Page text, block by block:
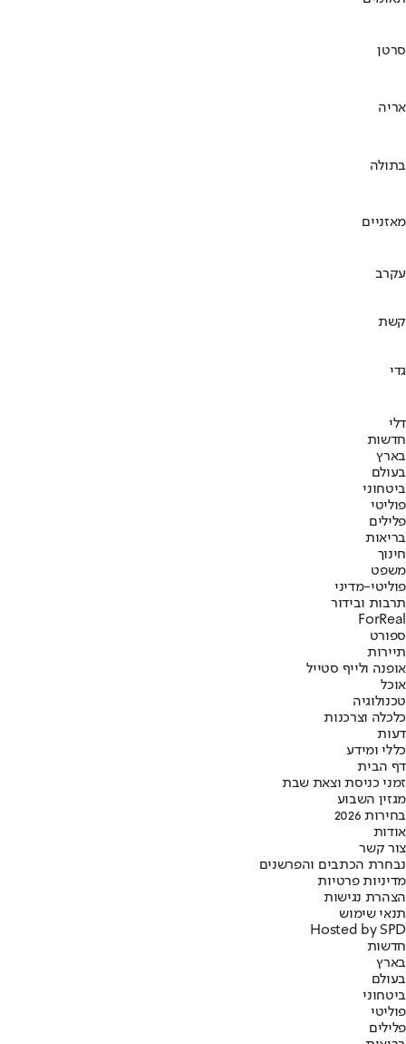
סרטן
אריה
בתולה
מאזניים
עקרב
קשת
גדי
דלי
חדשות
בארץ
בעולם
ביטחוני
פוליטי
פלילים
בריאות
חינוך
משפט
פוליטי-מדיני
תרבות ובידור
ForReal
ספורט
תיירות
אופנה ולייף סטייל
אוכל
טכנולוגיה
כלכלה וצרכנות
דעות
כללי ומידע
דף הבית
זמני כניסת וצאת שבת
מגזין השבוע
בחירות 2026
אודות
צור קשר
נבחרת הכתבים והפרשנים
מדיניות פרטיות
הצהרת נגישות
תנאי שימוש
Hosted by SPD
חדשות
בארץ
בעולם
ביטחוני
פוליטי
פלילים